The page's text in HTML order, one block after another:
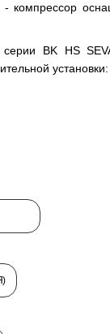
- компрессор
BK HS
установки: